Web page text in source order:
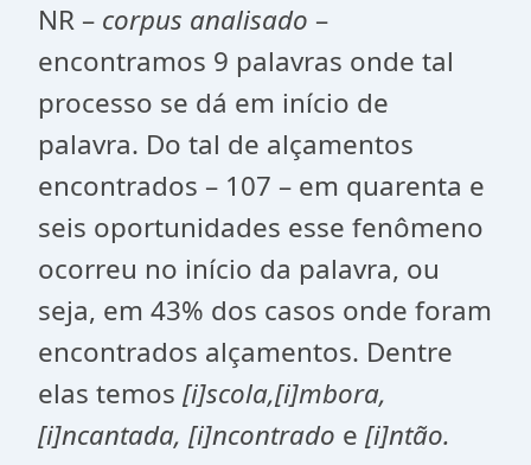
NR – corpus analisado –
encontramos 9 palavras onde tal
processo se dá em início de
palavra. Do tal de alçamentos
encontrados – 107 – em quarenta e
seis oportunidades esse fenômeno
ocorreu no início da palavra, ou
seja, em 43% dos casos onde foram
encontrados alçamentos. Dentre
elas temos [i]scola,[i]mbora,
[i]ncantada, [i]ncontrado e [i]ntão.